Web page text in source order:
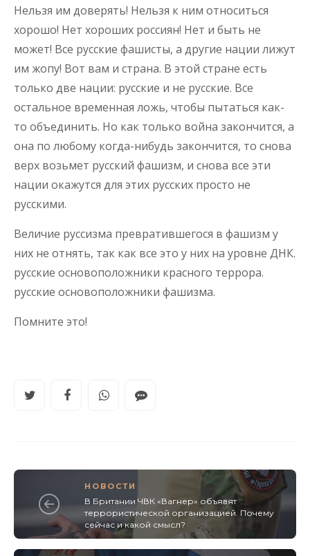
Нельзя им доверять! Нельзя к ним относиться
хорошо! Нет хороших россиян! Нет и быть не
может! Все русские фашисты, а другие нации лижут
им жопу! Вот вам и страна. В этой стране есть
только две нации: русские и не русские. Все
остальное временная ложь, чтобы пытаться как-
то объединить. Но как только война закончится, а
она по любому когда-нибудь закончится, то снова
верх возьмет русский фашизм, и снова все эти
нации окажутся для этих русских просто не
русскими.
Величие руссизма превратившегося в фашизм у
них не отнять, так как все это у них на уровне ДНК.
русские основоположники красного террора.
русские основоположники фашизма.
Помните это!
НОВОСТИ
В Британии ЧВК «Вагнер» объявят
террористической организацией. Почему
сейчас и какой смысл?